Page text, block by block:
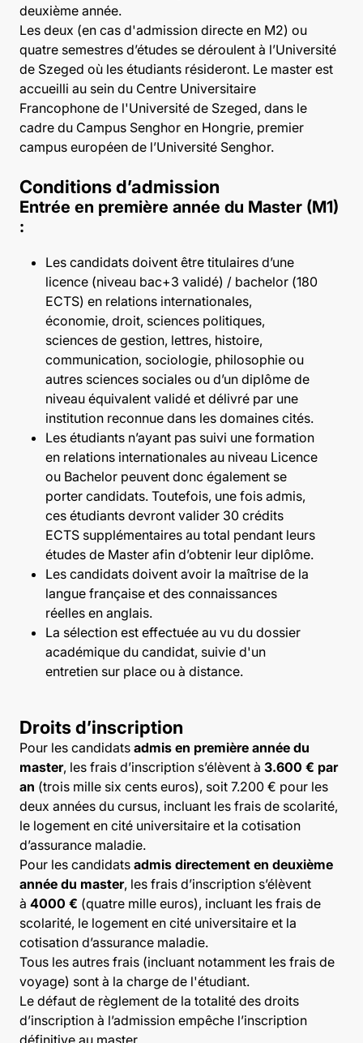
deuxième année.
Les deux (en cas d'admission directe en M2) ou
quatre semestres d’études se déroulent à l’Université
de Szeged où les étudiants résideront. Le master est
accueilli au sein du Centre Universitaire
Francophone de l'Université de Szeged, dans le
cadre du Campus Senghor en Hongrie, premier
campus européen de l’Université Senghor.
Conditions d’admission
Entrée en première année du Master (M1)
:
Les candidats doivent être titulaires d’une
licence (niveau bac+3 validé) / bachelor (180
ECTS) en relations internationales,
économie, droit, sciences politiques,
sciences de gestion, lettres, histoire,
communication, sociologie, philosophie ou
autres sciences sociales ou d’un diplôme de
niveau équivalent validé et délivré par une
institution reconnue dans les domaines cités.
Les étudiants n’ayant pas suivi une formation
en relations internationales au niveau Licence
ou Bachelor peuvent donc également se
porter candidats. Toutefois, une fois admis,
ces étudiants devront valider 30 crédits
ECTS supplémentaires au total pendant leurs
études de Master afin d’obtenir leur diplôme.
Les candidats doivent avoir la maîtrise de la
langue française et des connaissances
réelles en anglais.
La sélection est effectuée au vu du dossier
académique du candidat, suivie d'un
entretien sur place ou à distance.
Droits d’inscription
Pour les candidats admis en première année du
master, les frais d’inscription s’élèvent à 3.600 € par
an (trois mille six cents euros), soit 7.200 € pour les
deux années du cursus, incluant les frais de scolarité,
le logement en cité universitaire et la cotisation
d’assurance maladie.
Pour les candidats admis directement en deuxième
année du master, les frais d’inscription s’élèvent
à 4000 € (quatre mille euros), incluant les frais de
scolarité, le logement en cité universitaire et la
cotisation d’assurance maladie.
Tous les autres frais (incluant notamment les frais de
voyage) sont à la charge de l'étudiant.
Le défaut de règlement de la totalité des droits
d’inscription à l’admission empêche l’inscription
définitive au master.